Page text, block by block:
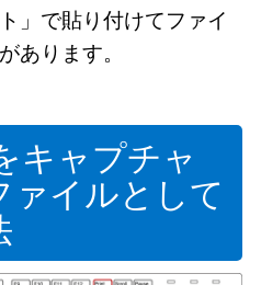
」で貼り付けてファイ
あります。
キャプチャ
ァイルとして